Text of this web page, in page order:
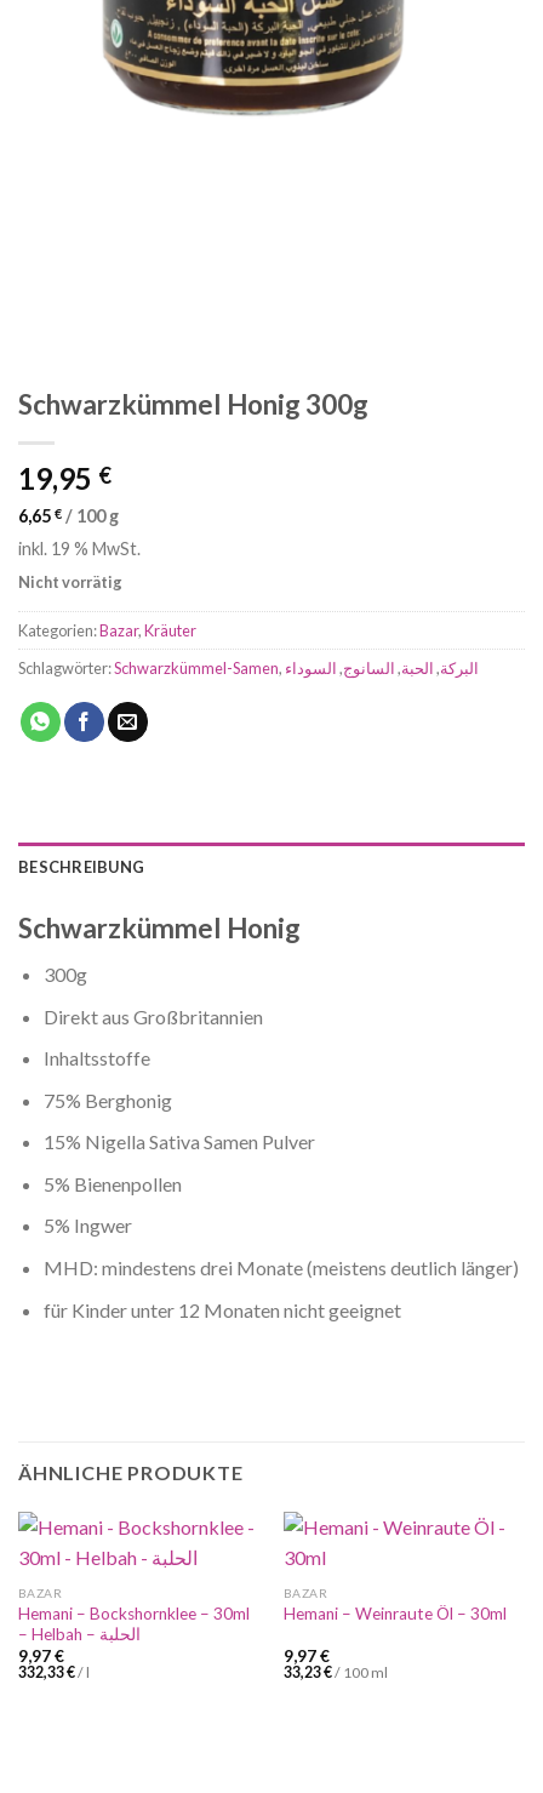
Schwarzkümmel Honig 300g
19,95 €
6,65 € / 100 g
inkl. 19 % MwSt.
Nicht vorrätig
Kategorien:Bazar,Kräuter
Schlagwörter:Schwarzkümmel-Samen, البركة,الحبة,السانوج,السوداء
BESCHREIBUNG
Schwarzkümmel Honig
300g
Direkt aus Großbritannien
Inhaltsstoffe
75% Berghonig
15% Nigella Sativa Samen Pulver
5% Bienenpollen
5% Ingwer
MHD: mindestens drei Monate (meistens deutlich länger)
für Kinder unter 12 Monaten nicht geeignet
ÄHNLICHE PRODUKTE
BAZAR
Hemani – Bockshornklee – 30ml
– Helbah – الحلبة
9,97€
332,33€/ l
BAZAR
Hemani – Weinraute Öl – 30ml
9,97€
33,23€/ 100 ml